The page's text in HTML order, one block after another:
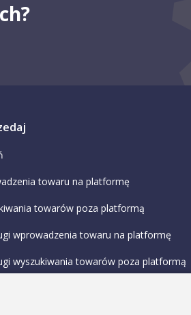
towaru na platformę
towarów poza platformą
wprowadzenia towaru na platformę
wyszukiwania towarów poza platformą